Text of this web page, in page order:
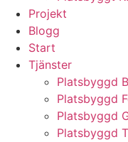
Projekt
Blogg
Start
Tjänster
Platsbyggd
Platsbyggd
Platsbyggd
Platsbyggd